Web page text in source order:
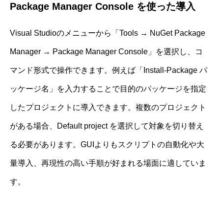
Package Manager Console を使った導入
Visual Studioのメニューから「Tools → NuGet Package
Manager → Package Manager Console」を選択し、コ
マンド形式で操作できます。例えば「Install-Package パ
ッケージ名」を入力することで目的のパッケージを指定
したプロジェクトに導入できます。複数のプロジェクト
がある場合、Default project を選択して対象を切り替え
る必要があります。GUIよりもスクリプトの自動化や大
量導入、再現性の高い手順が好まれる場面に適していま
す。